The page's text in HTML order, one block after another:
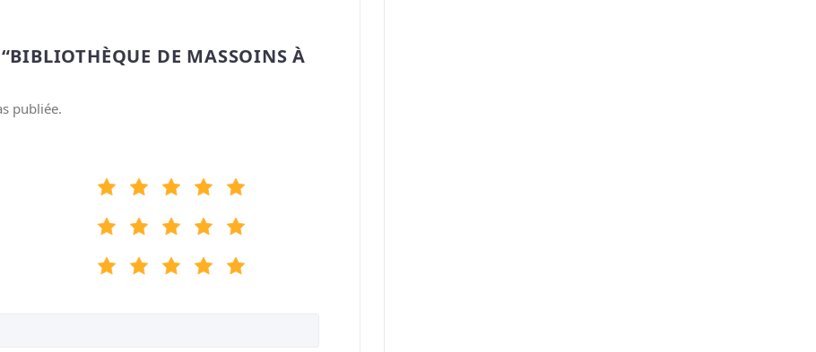
DE MASSOINS À
publiée.